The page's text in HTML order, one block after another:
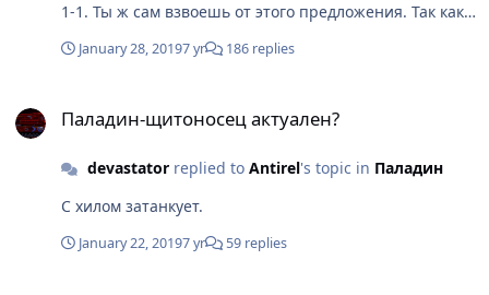
1-1. Ты ж сам взвоешь от этого предложения. Так как
какому-нибудь рога пролетит оглушка от осколков или
чтобы экономику игры поддерживать. Вот и все.
January 28, 20197 yr 186 replies
Паладин-щитоносец актуален?
devastatorreplied to Antirel's topic in Паладин
С хилом затанкует.
January 22, 20197 yr 59 replies